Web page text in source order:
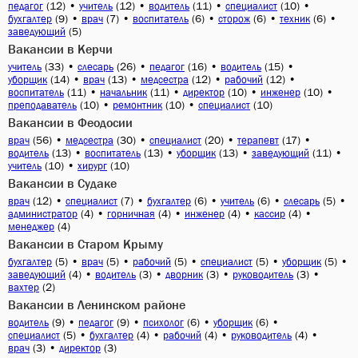
педагог (12) • учитель (12) • водитель (11) • специалист (10) •
бухгалтер (9) • врач (7) • воспитатель (6) • сторож (6) • техник (6) •
заведующий (5)
Вакансии в Керчи
учитель (33) • слесарь (26) • педагог (16) • водитель (15) •
уборщик (14) • врач (13) • медсестра (12) • рабочий (12) •
воспитатель (11) • начальник (11) • директор (10) • инженер (10) •
преподаватель (10) • ремонтник (10) • специалист (10)
Вакансии в Феодосии
врач (56) • медсестра (30) • специалист (20) • терапевт (17) •
водитель (13) • воспитатель (13) • уборщик (13) • заведующий (11) •
учитель (10) • хирург (10)
Вакансии в Судаке
врач (12) • специалист (7) • бухгалтер (6) • учитель (6) • слесарь (5) •
администратор (4) • горничная (4) • инженер (4) • кассир (4) •
менеджер (4)
Вакансии в Старом Крыму
бухгалтер (5) • врач (5) • рабочий (5) • специалист (5) • уборщик (5) •
заведующий (4) • водитель (3) • дворник (3) • руководитель (3) •
вахтер (2)
Вакансии в Ленинском районе
водитель (9) • педагог (9) • психолог (6) • уборщик (6) •
специалист (5) • бухгалтер (4) • рабочий (4) • руководитель (4) •
врач (3) • директор (3)